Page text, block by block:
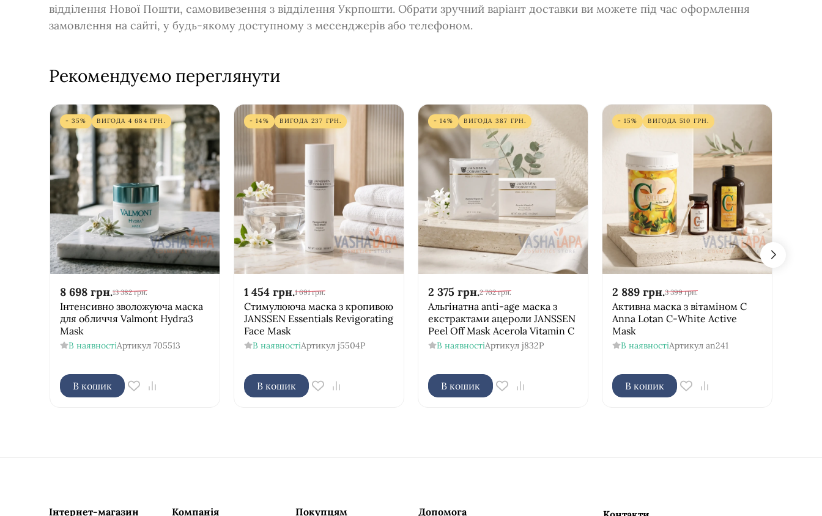
відділення Нової Пошти, самовивезення з відділення Укрпошти. Обрати зручний варіант доставки ви можете під час оформлення
замовлення на сайті, у будь-якому доступному з месенджерів або телефоном.
Рекомендуємо переглянути
- 35% ВИГОДА 4 684 ГРН.
8 698 грн.13 382 грн.
Інтенсивно зволожуюча маска
для обличчя Valmont Hydra3
Mask
В наявностіАртикул 705513
В кошик
- 14% ВИГОДА 237 ГРН.
1 454 грн.1 691 грн.
Стимулююча маска з кропивою
JANSSEN Essentials Revigorating
Face Mask
В наявностіАртикул j5504P
В кошик
- 14% ВИГОДА 387 ГРН.
2 375 грн.2 762 грн.
Альгінатна anti-age маска з
екстрактами ацероли JANSSEN
Peel Off Mask Acerola Vitamin C
В наявностіАртикул j832Р
В кошик
- 15% ВИГОДА 510 ГРН.
2 889 грн.3 399 грн.
Активна маска з вітаміном С
Anna Lotan C-White Active
Mask
В наявностіАртикул an241
В кошик
Інтернет-магазин Компанія Покупцям Допомога